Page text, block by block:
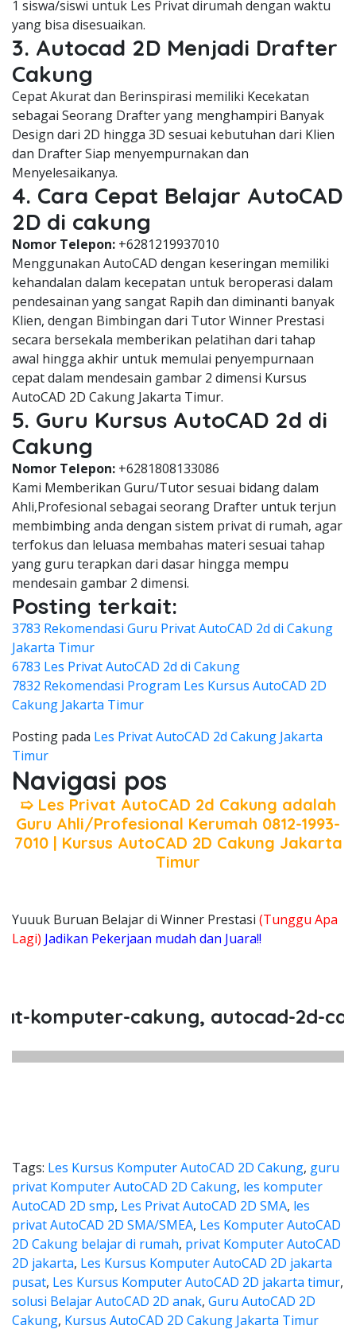
1 siswa/siswi untuk Les Privat dirumah dengan waktu
yang bisa disesuaikan.
3. Autocad 2D Menjadi Drafter
Cakung
Cepat Akurat dan Berinspirasi memiliki Kecekatan
sebagai Seorang Drafter yang menghampiri Banyak
Design dari 2D hingga 3D sesuai kebutuhan dari Klien
dan Drafter Siap menyempurnakan dan
Menyelesaikanya.
4. Cara Cepat Belajar AutoCAD
2D di cakung
Nomor Telepon: +6281219937010
Menggunakan AutoCAD dengan keseringan memiliki
kehandalan dalam kecepatan untuk beroperasi dalam
pendesainan yang sangat Rapih dan diminanti banyak
Klien, dengan Bimbingan dari Tutor Winner Prestasi
secara bersekala memberikan pelatihan dari tahap
awal hingga akhir untuk memulai penyempurnaan
cepat dalam mendesain gambar 2 dimensi Kursus
AutoCAD 2D Cakung Jakarta Timur.
5. Guru Kursus AutoCAD 2d di
Cakung
Nomor Telepon: +6281808133086
Kami Memberikan Guru/Tutor sesuai bidang dalam
Ahli,Profesional sebagai seorang Drafter untuk terjun
membimbing anda dengan sistem privat di rumah, agar
terfokus dan leluasa membahas materi sesuai tahap
yang guru terapkan dari dasar hingga mempu
mendesain gambar 2 dimensi.
Posting terkait:
3783 Rekomendasi Guru Privat AutoCAD 2d di Cakung
Jakarta Timur
6783 Les Privat AutoCAD 2d di Cakung
7832 Rekomendasi Program Les Kursus AutoCAD 2D
Cakung Jakarta Timur
Posting pada Les Privat AutoCAD 2d Cakung Jakarta
Timur
Navigasi pos
➯ Les Privat AutoCAD 2d Cakung adalah
Guru Ahli/Profesional Kerumah 0812-1993-
7010 | Kursus AutoCAD 2D Cakung Jakarta
Timur
Yuuuk Buruan Belajar di Winner Prestasi (Tunggu Apa
Lagi) Jadikan Pekerjaan mudah dan Juara!!
cakung, autocad-2d-
Tags: Les Kursus Komputer AutoCAD 2D Cakung, guru
privat Komputer AutoCAD 2D Cakung, les komputer
AutoCAD 2D smp, Les Privat AutoCAD 2D SMA, les
privat AutoCAD 2D SMA/SMEA, Les Komputer AutoCAD
2D Cakung belajar di rumah, privat Komputer AutoCAD
2D jakarta, Les Kursus Komputer AutoCAD 2D jakarta
pusat, Les Kursus Komputer AutoCAD 2D jakarta timur,
solusi Belajar AutoCAD 2D anak, Guru AutoCAD 2D
Cakung, Kursus AutoCAD 2D Cakung Jakarta Timur